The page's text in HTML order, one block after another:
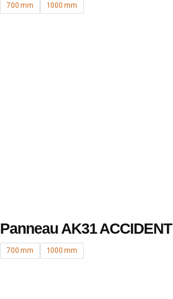
700 mm 1000 mm
Panneau AK31 ACCIDENT
700 mm 1000 mm